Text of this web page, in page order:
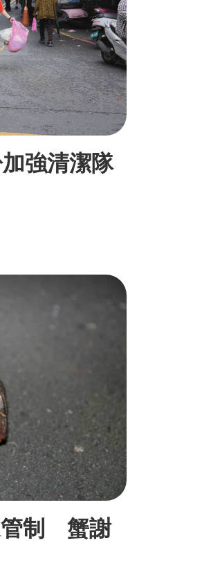
強清潔隊
管制 蟹謝